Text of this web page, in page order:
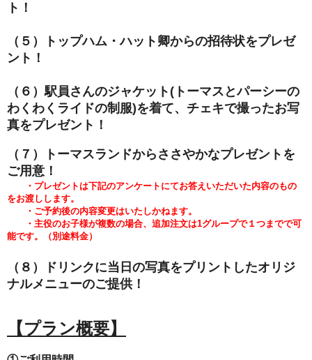
ト！
（５）トップハム・ハット卿からの招待状をプレゼ
ント！
（６）駅員さんのジャケット(トーマスとパーシーの
わくわくライドの制服)を着て、チェキで撮ったお写
真をプレゼント！
（７）トーマスランドからささやかなプレゼントを
ご用意！
・プレゼントは下記のアンケートにてお答えいただいた内容のもの
をお渡しします。
・ご予約後の内容変更はいたしかねます。
・主役のお子様が複数の場合、追加注文は1グループで１つまでで可
能です。（別途料金）
（８）ドリンクに当日の写真をプリントしたオリジ
ナルメニューのご提供！
【プラン概要】